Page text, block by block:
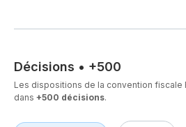
Décisions • +500
Les dispositions de la convention fiscale
dans +500 décisions.